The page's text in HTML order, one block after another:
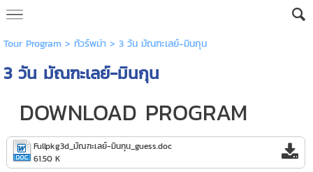
Tour Program> ทัวร์พม่า> 3 วัน มัณฑะเลย์-มินกุน
3 วัน มัณฑะเลย์-มินกุน
DOWNLOAD PROGRAM
Fullpkg3d_มัณฑะเลย์-มินกุน_guess.doc
61.50 K